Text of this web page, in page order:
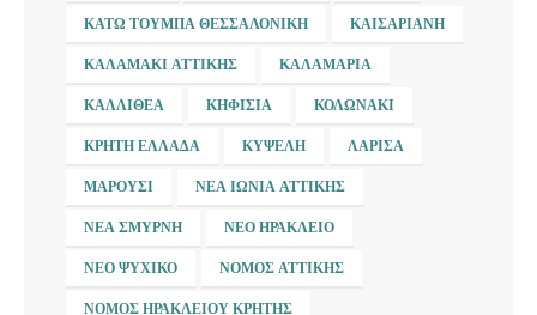
ΚΆΤΩ ΤΟΎΜΠΑ ΘΕΣΣΑΛΟΝΊΚΗ ΚΑΙΣΑΡΙΑΝΉ
ΚΑΛΑΜΆΚΙ ΑΤΤΙΚΉΣ ΚΑΛΑΜΑΡΙΆ
ΚΑΛΛΙΘΈΑ ΚΗΦΙΣΙΆ ΚΟΛΩΝΆΚΙ
ΚΡΉΤΗ ΕΛΛΆΔΑ ΚΥΨΈΛΗ ΛΆΡΙΣΑ
ΜΑΡΟΎΣΙ ΝΈΑ ΙΩΝΊΑ ΑΤΤΙΚΉΣ
ΝΈΑ ΣΜΎΡΝΗ ΝΈΟ ΗΡΆΚΛΕΙΟ
ΝΈΟ ΨΥΧΙΚΌ ΝΟΜΌΣ ΑΤΤΙΚΉΣ
ΝΟΜΌΣ ΗΡΑΚΛΕΊΟΥ ΚΡΉΤΗΣ